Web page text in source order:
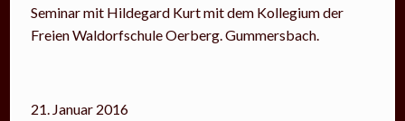
Seminar mit Hildegard Kurt mit dem Kollegium der
Freien Waldorfschule Oerberg. Gummersbach.
21. Januar 2016